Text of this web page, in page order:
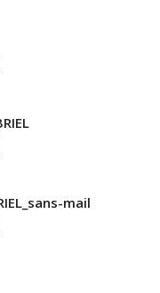
mail